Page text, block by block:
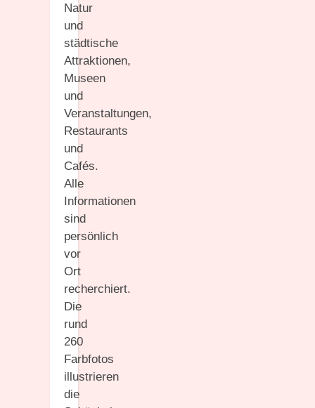
Natur
und
städtische
Attraktionen,
Museen
und
Veranstaltungen,
Restaurants
und
Cafés.
Alle
Informationen
sind
persönlich
vor
Ort
recherchiert.
Die
rund
260
Farbfotos
illustrieren
die